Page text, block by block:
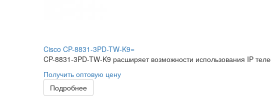
Cisco CP-8831-3PD-TW-K9=
CP-8831-3PD-TW-K9 расширяет возможности использования IP
Получить оптовую цену
Подробнее